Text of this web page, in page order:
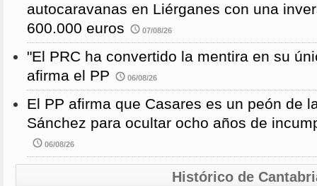
autocaravanas en Liérganes con una
600.000 euros
07/08/26
"El PRC ha convertido la mentira en su
afirma el PP
06/08/26
El PP afirma que Casares es un peón de
Sánchez para ocultar ocho años de
06/08/26
Histórico de